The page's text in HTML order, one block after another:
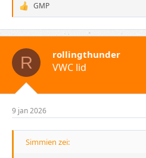
W
a
a
r
d
e
i
n
e
n
GMP
R rollingthunder
VWC lid
9 jan 2026
Simmien zei: